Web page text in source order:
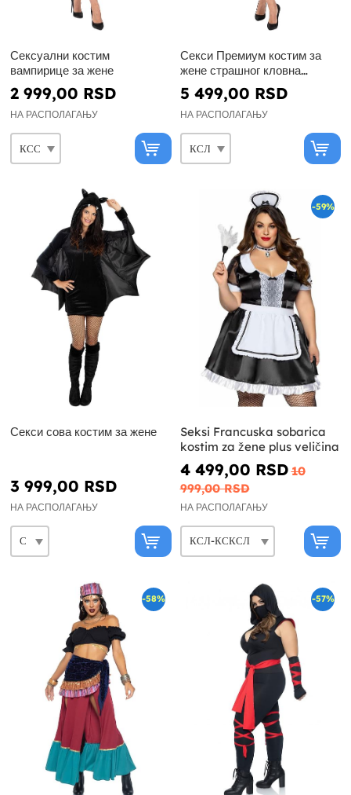
Сексуални костим
вампирице за жене
2 999,00 RSD
НА РАСПОЛАГАЊУ
Секси Премиум костим за
жене страшног кловна
великог размера
5 499,00 RSD
НА РАСПОЛАГАЊУ
Секси сова костим за жене
3 999,00 RSD
НА РАСПОЛАГАЊУ
-59%
Seksi Francuska sobarica
kostim za žene plus veličina
4 499,00 RSD 10
999,00 RSD
НА РАСПОЛАГАЊУ
-58% -57%